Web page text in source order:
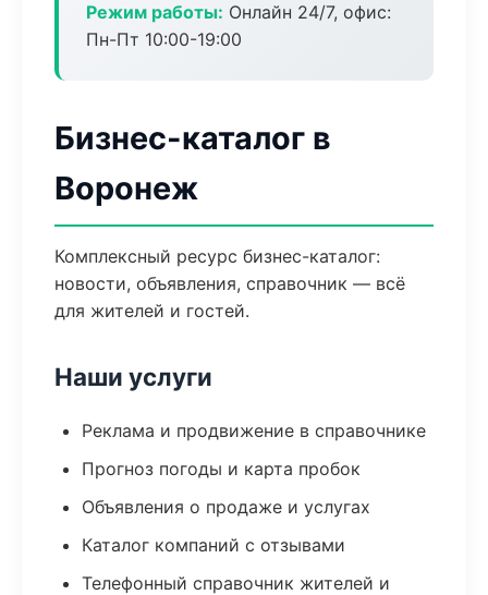
Режим работы: Онлайн 24/7, офис:
Пн-Пт 10:00-19:00
Бизнес-каталог в
Воронеж
Комплексный ресурс бизнес-каталог:
новости, объявления, справочник — всё
для жителей и гостей.
Наши услуги
Реклама и продвижение в справочнике
Прогноз погоды и карта пробок
Объявления о продаже и услугах
Каталог компаний с отзывами
Телефонный справочник жителей и